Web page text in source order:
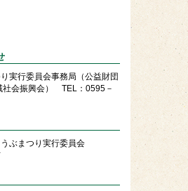
実行委員会事務局（公益財団
社会振興会） TEL：0595－
うぶまつり実行委員会